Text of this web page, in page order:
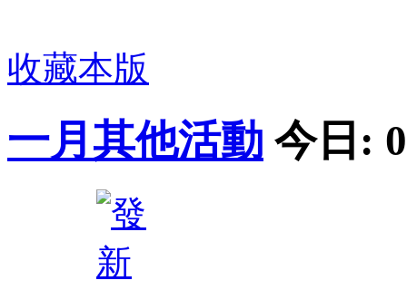
收藏本版
一月其他活動 今日: 0